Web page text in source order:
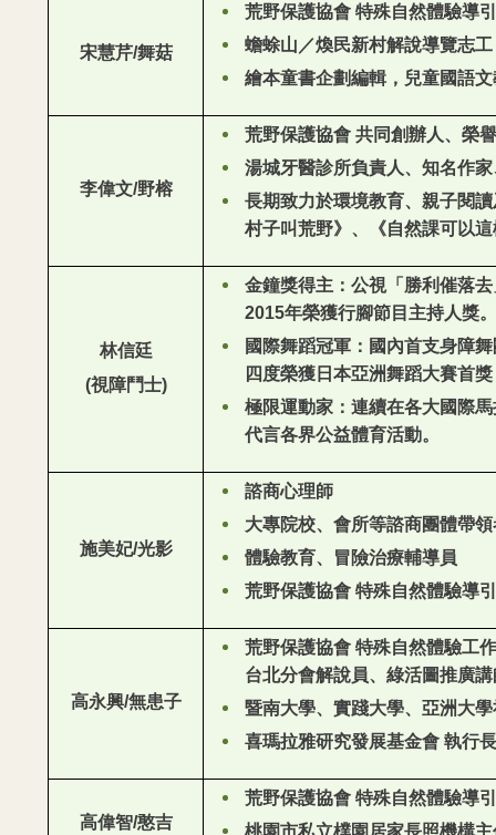
宋慧芹/舞菇
荒野保護協會 特殊自然體驗導
蟾蜍山／煥民新村解說導覽志工
繪本童書企劃編輯，兒童國語
李偉文/野榕
荒野保護協會 共同創辦人、榮
湯城牙醫診所負責人、知名作
長期致力於環境教育、親子閱
村子叫荒野》、《自然課可以
林信廷
(視障鬥士)
金鐘獎得主：公視「勝利催落
2015年榮獲行腳節目主持人獎。
國際舞蹈冠軍：國內首支身障
四度榮獲日本亞洲舞蹈大賽首獎
極限運動家：連續在各大國際
代言各界公益體育活動。
施美妃/光影
諮商心理師
大專院校、會所等諮商團體帶領
體驗教育、冒險治療輔導員
荒野保護協會 特殊自然體驗導
高永興/無患子
荒野保護協會 特殊自然體驗工
台北分會解說員、綠活圖推廣講
暨南大學、實踐大學、亞洲大
喜瑪拉雅研究發展基金會 執行長
高偉智/憨吉
荒野保護協會 特殊自然體驗導
桃園市私立樸園居家長照機構主